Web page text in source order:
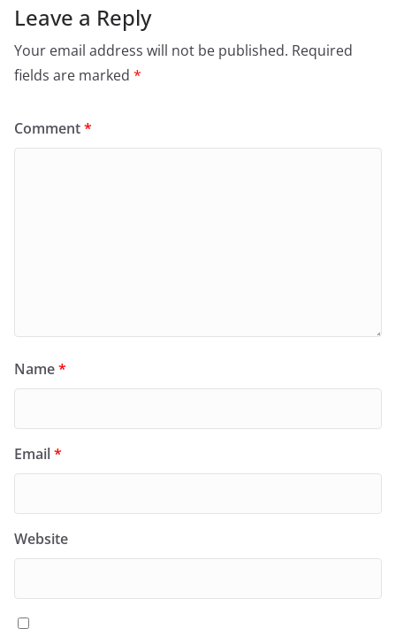
Leave a Reply
Your email address will not be published. Required
fields are marked *
Comment*
Name*
Email*
Website